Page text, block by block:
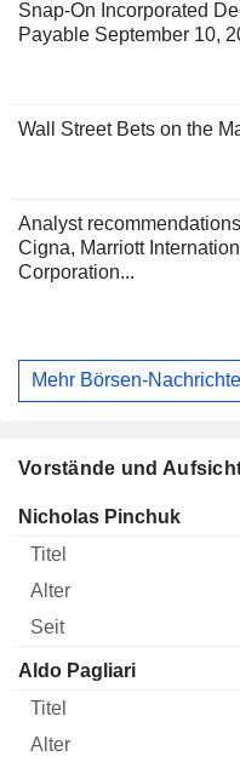
Snap-On Incorporated
Payable September 10,
Wall Street Bets on the
Analyst
Cigna, Marriott
Corporation...
Mehr Börsen-
Vorstände und
Manager Titel Alter
Nicholas Pinchuk
Aldo Pagliari